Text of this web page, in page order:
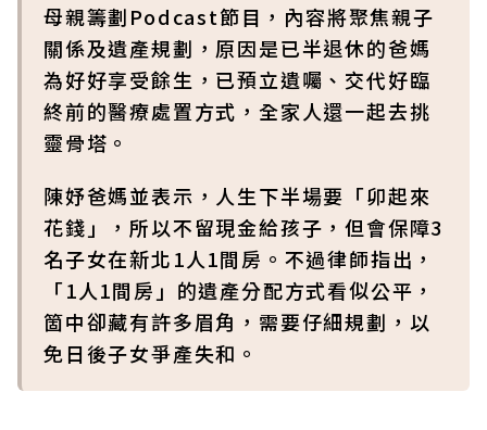
母親籌劃Podcast節目，內容將聚焦親子
關係及遺產規劃，原因是已半退休的爸媽
為好好享受餘生，已預立遺囑、交代好臨
終前的醫療處置方式，全家人還一起去挑
靈骨塔。
陳妤爸媽並表示，人生下半場要「卯起來
花錢」，所以不留現金給孩子，但會保障3
名子女在新北1人1間房。不過律師指出，
「1人1間房」的遺產分配方式看似公平，
箇中卻藏有許多眉角，需要仔細規劃，以
免日後子女爭產失和。